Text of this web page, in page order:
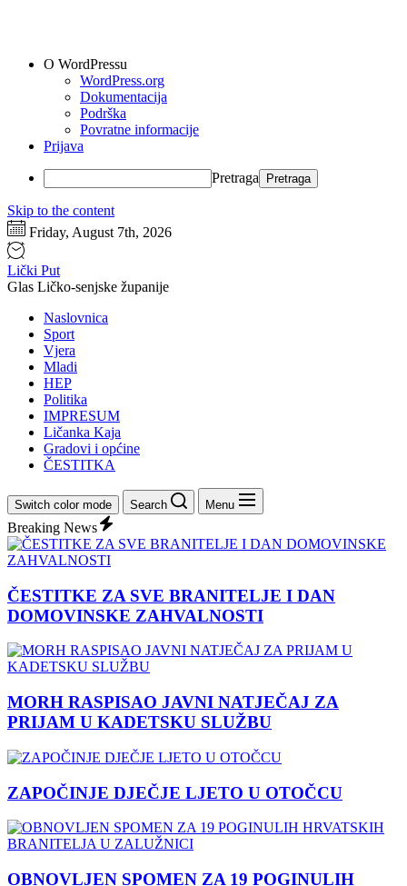
O WordPressu
WordPress.org
Dokumentacija
Podrška
Povratne informacije
Prijava
Pretraga
Skip to the content
Friday, August 7th, 2026
Lički Put
Glas Ličko-senjske županije
Naslovnica
Sport
Vjera
Mladi
HEP
Politika
IMPRESUM
Ličanka Kaja
Gradovi i općine
ČESTITKA
Switch color mode Search Menu
Breaking News
ČESTITKE ZA SVE BRANITELJE I DAN
DOMOVINSKE ZAHVALNOSTI
MORH RASPISAO JAVNI NATJEČAJ ZA
PRIJAM U KADETSKU SLUŽBU
ZAPOČINJE DJEČJE LJETO U OTOČCU
OBNOVLJEN SPOMEN ZA 19 POGINULIH